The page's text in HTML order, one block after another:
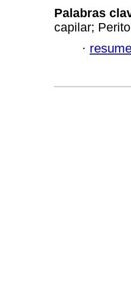
Palabras
capilar;
·